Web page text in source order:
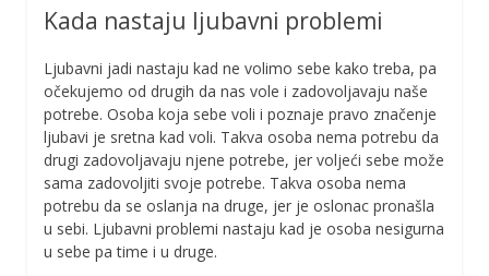
Kada nastaju ljubavni problemi
Ljubavni jadi nastaju kad ne volimo sebe kako treba, pa
očekujemo od drugih da nas vole i zadovoljavaju naše
potrebe. Osoba koja sebe voli i poznaje pravo značenje
ljubavi je sretna kad voli. Takva osoba nema potrebu da
drugi zadovoljavaju njene potrebe, jer voljeći sebe može
sama zadovoljiti svoje potrebe. Takva osoba nema
potrebu da se oslanja na druge, jer je oslonac pronašla
u sebi. Ljubavni problemi nastaju kad je osoba nesigurna
u sebe pa time i u druge.